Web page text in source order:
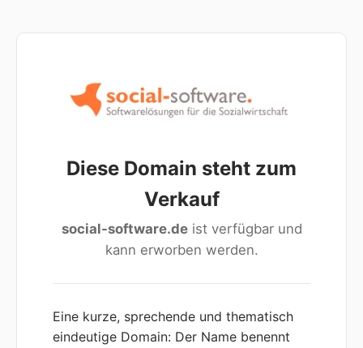
Diese Domain steht zum
Verkauf
social-software.deist verfügbar und
kann erworben werden.
Eine kurze, sprechende und thematisch
eindeutige Domain: Der Name benennt